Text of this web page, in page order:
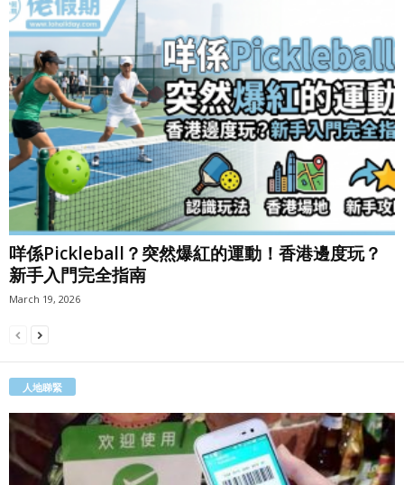
咩係Pickleball？突然爆紅的運動！香港邊度玩？
新手入門完全指南
March 19, 2026
人地睇緊